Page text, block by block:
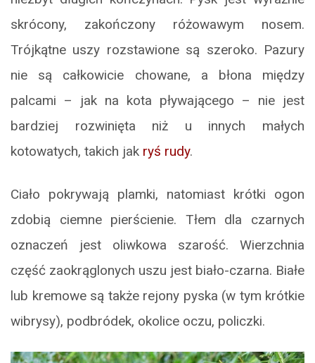
skrócony, zakończony różowawym nosem.
Trójkątne uszy rozstawione są szeroko. Pazury
nie są całkowicie chowane, a błona między
palcami – jak na kota pływającego – nie jest
bardziej rozwinięta niż u innych małych
kotowatych, takich jak ryś rudy.
Ciało pokrywają plamki, natomiast krótki ogon
zdobią ciemne pierścienie. Tłem dla czarnych
oznaczeń jest oliwkowa szarość. Wierzchnia
część zaokrąglonych uszu jest biało-czarna. Białe
lub kremowe są także rejony pyska (w tym krótkie
wibrysy), podbródek, okolice oczu, policzki.